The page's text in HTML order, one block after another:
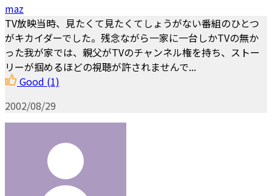
maz
TV放映当時、見たくて見たくてしょうがない番組のひとつ
がキカイダーでした。残念ながら一家に一台しかTVの無か
った我が家では、親父がTVのチャンネル権を持ち、ストー
リーが掴めるほどの視聴が許されませんで...
Good (1)
2002/08/29